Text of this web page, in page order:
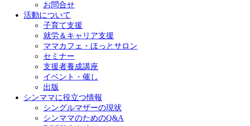
お問合せ
活動について
子育て支援
就労＆キャリア支援
ママカフェ・ほっとサロン
セミナー
支援者養成講座
イベント・催し
出版
シンママに役立つ情報
シングルマザーの現状
シンママのためのQ&A